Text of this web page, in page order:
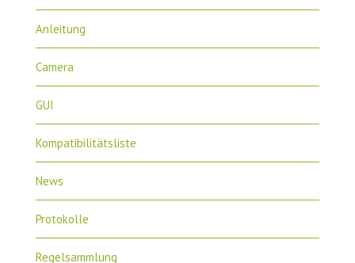
Anleitung
Camera
GUI
Kompatibilitätsliste
News
Protokolle
Regelsammlung